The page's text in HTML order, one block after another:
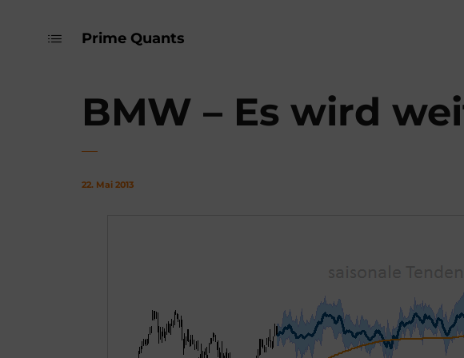
Prime Quants
BMW – Es wird
22. Mai 2013